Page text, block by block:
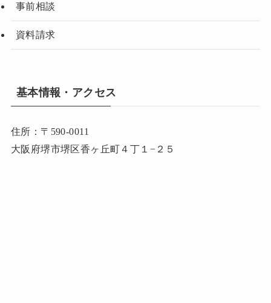
事前相談
資料請求
基本情報・アクセス
住所：〒590-0011
大阪府堺市堺区香ヶ丘町４丁１−２５